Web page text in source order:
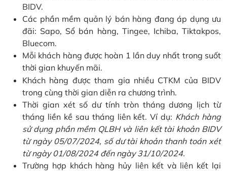
BIDV.
Các phần mềm quản lý bán hàng đang áp dụng ưu
đãi: Sapo, Sổ bán hàng, Tingee, Ichiba, Tiktakpos,
Bluecom.
Mỗi khách hàng được hoàn 1 lần duy nhất trong suốt
thời gian khuyến mãi.
Khách hàng được tham gia nhiều CTKM của BIDV
trong cùng thời gian diễn ra chương trình.
Thời gian xét số dư tính tròn tháng dương lịch từ
tháng liền kề sau tháng liên kết. Ví dụ: Khách hàng
sử dụng phần mềm QLBH và liên kết tài khoản BIDV
từ ngày 05/07/2024, số dư tài khoản thanh toán xét
từ ngày 01/08/2024 đến ngày 31/10/2024.
Trường hợp khách hàng hủy liên kết và liên kết lại